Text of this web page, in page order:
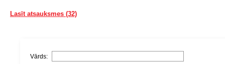
Lasīt atsauksmes (32)
Vārds: